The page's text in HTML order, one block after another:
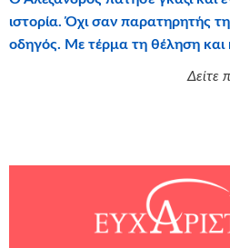
ιστορία. Όχι σαν παρατηρητής
οδηγός. Με τέρμα τη θέληση και
Δείτε